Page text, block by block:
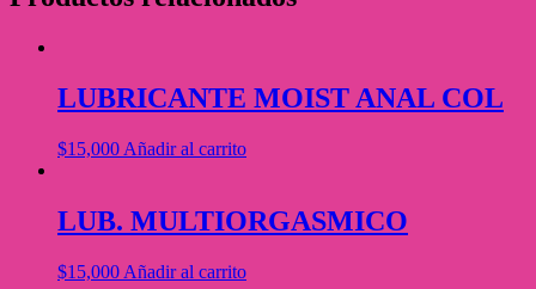
LUBRICANTE MOIST ANAL COL
$15,000 Añadir al carrito
LUB. MULTIORGASMICO
$15,000 Añadir al carrito